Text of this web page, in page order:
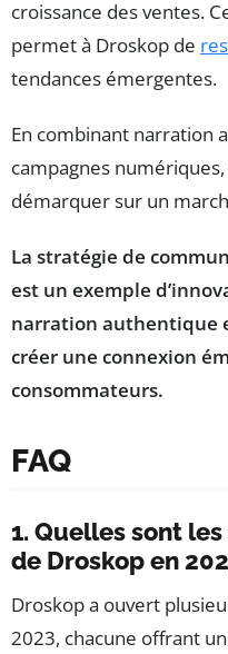
croissance des ventes.
permet à Droskop de
tendances émergentes.
En combinant narration
campagnes
démarquer sur un
La stratégie de
est un exemple
narration authentique
créer une connexion
consommateurs.
FAQ
1. Quelles sont
de Droskop en
Droskop a ouvert
2023, chacune offrant